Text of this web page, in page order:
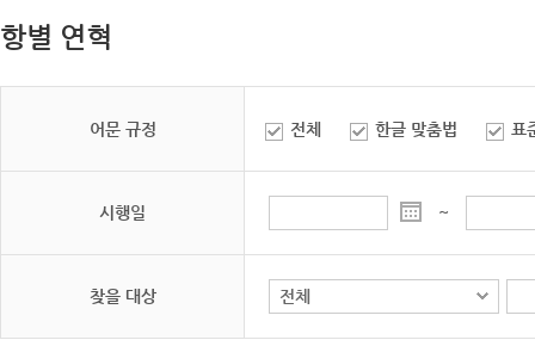
항별 연혁
어문 규정 전체 한글 맞춤법 표
시행일 ~
찾을 대상